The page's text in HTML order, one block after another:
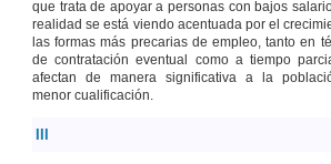
y confidencialidad.
Artículo 88 Deber
de suministro de
información de
entidades del
sector público.
que trata de apoyar a personas con bajos
realidad se está viendo acentuada por el
las formas más precarias de empleo, tanto en
de contratación eventual como a tiempo
afectan de manera significativa a la
menor cualificación.
III